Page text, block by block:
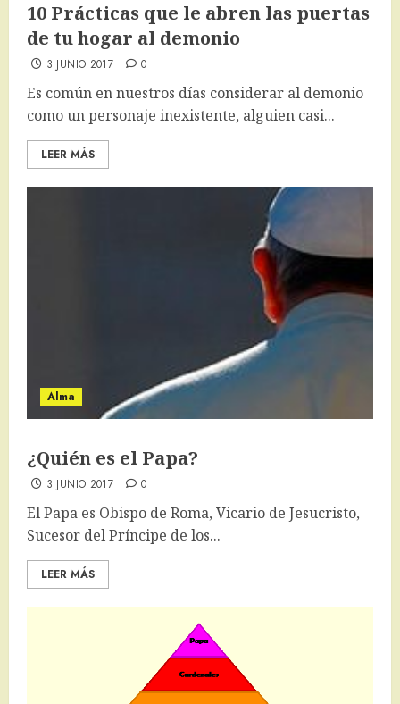
10 Prácticas que le abren las puertas
de tu hogar al demonio
3 JUNIO 2017 0
Es común en nuestros días considerar al demonio
como un personaje inexistente, alguien casi...
LEER MÁS
Alma
¿Quién es el Papa?
3 JUNIO 2017 0
El Papa es Obispo de Roma, Vicario de Jesucristo,
Sucesor del Príncipe de los...
LEER MÁS